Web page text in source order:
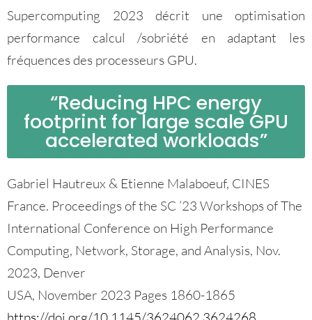
Supercomputing 2023 décrit une optimisation
performance calcul /sobriété en adaptant les
fréquences des processeurs GPU.
“Reducing HPC energy
footprint for large scale GPU
accelerated workloads”
Gabriel Hautreux & Etienne Malaboeuf, CINES
France. Proceedings of the SC ’23 Workshops of The
International Conference on High Performance
Computing, Network, Storage, and Analysis, Nov.
2023, Denver
USA, November 2023 Pages 1860-1865